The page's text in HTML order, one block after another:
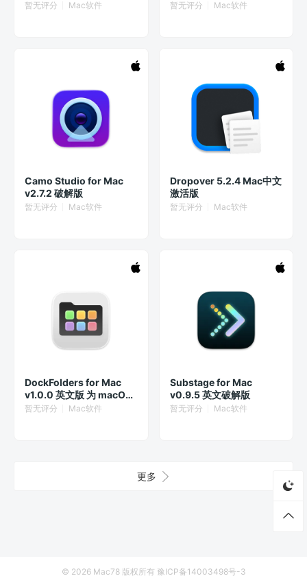
暂无评分 Mac软件 暂无评分 Mac软件
Camo Studio for Mac
v2.7.2 破解版
暂无评分 Mac软件
Dropover 5.2.4 Mac中文
激活版
暂无评分 Mac软件
DockFolders for Mac
v1.0.0 英文版 为 macOS
Dock 添加 iPhone 风格的
暂无评分 Mac软件
Substage for Mac
v0.9.5 英文破解版
暂无评分 Mac软件
更多
© 2026 Mac78版权所有 豫ICP备14003498号-3